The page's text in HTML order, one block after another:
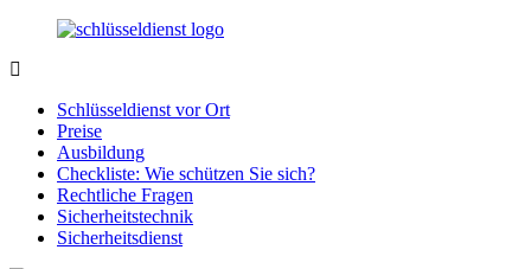
Zurück
Inhalt
Notlage
wird
gelöst!
Schlüsseldienst vor Ort
Preise
Ausbildung
Checkliste: Wie schützen Sie sich?
Rechtliche Fragen
Sicherheitstechnik
Sicherheitsdienst